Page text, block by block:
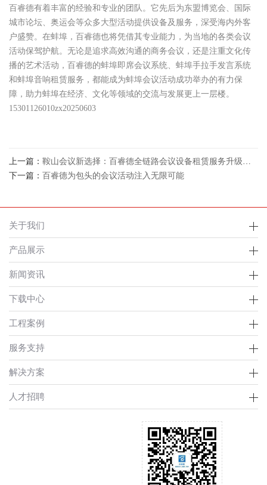
百睿德有着丰富的经验和专业的团队。它先后为东盟博览会、国际
城市论坛、奥运会等众多大型活动提供设备及服务，深受海内外客
户盛赞。在蚌埠，百睿德也将凭借其专业能力，为当地的各类会议
活动保驾护航。无论是追求高效沟通的商务会议，还是注重文化传
播的艺术活动，百睿德的蚌埠即席会议系统、蚌埠手拉手发言系统
和蚌埠音响租赁服务，都能成为蚌埠会议活动成功举办的有力保
障，助力蚌埠在经济、文化等领域的交流与发展更上一层楼。
15301126010zx20250603
上一篇： 鞍山会议新选择：百睿德全链路会议设备租赁服务升级体验
下一篇： 百睿德为包头的会议活动注入无限可能
关于我们
产品展示
新闻资讯
下载中心
工程案例
服务支持
解决方案
人才招聘